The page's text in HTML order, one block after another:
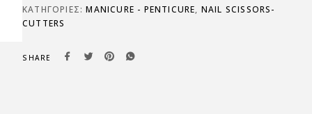
ΚΑΤΗΓΟΡΊΕΣ:MANICURE - PENTICURE, NAIL SCISSORS-
CUTTERS
SHARE